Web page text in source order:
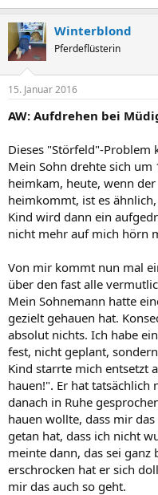
Winterblond
Pferdeflüsterin
15. Januar 2016
AW: Aufdrehen bei
Dieses "Störfeld"-Problem
Mein Sohn drehte sich um
heimkam, heute, wenn
heimkommt, ist es
Kind wird dann ein
nicht mehr auf mich hörn
Von mir kommt nun mal
über den fast alle
Mein Sohnemann hatte
gezielt gehauen hat.
absolut nichts. Ich habe
fest, nicht geplant,
Kind starrte mich entsetzt
hauen!". Er hat tatsächlich
danach in Ruhe
hauen wollte, dass mir
getan hat, dass ich nicht
meinte dann, das sei
erschrocken hat er sich
mir das auch so geht.